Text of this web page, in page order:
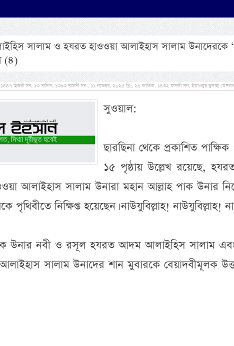
সালাম ও হযরত হাওওয়া আলাইহাস সালাম উনাদেরকে
(৪)
হিজরী সন, ১৩ সাদিস, ১৩৯৩ শামসী সন , ১১ নভেম্বর, ২০২৫ খ্রি:, ২৬ কার্তিক, ১৪৩২ ফসলী সন, ইয়াওমুছ ছুলাছা
সুওয়াল:
ছারছিনা থেকে প্রকাশিত
১৫ পৃষ্ঠায় উল্লেখ রয়েছে,
আলাইহাস সালাম উনারা মহান আল্লাহ পাক উনার
পৃথিবীতে নিক্ষিপ্ত হয়েছেন। নাউযুবিল্লাহ! নাউযুবিল্লাহ!
উনার নবী ও রসূল হযরত আদম আলাইহিস সালাম এবং
সালাম উনাদের শান মুবারকে বেয়াদবীমূলক